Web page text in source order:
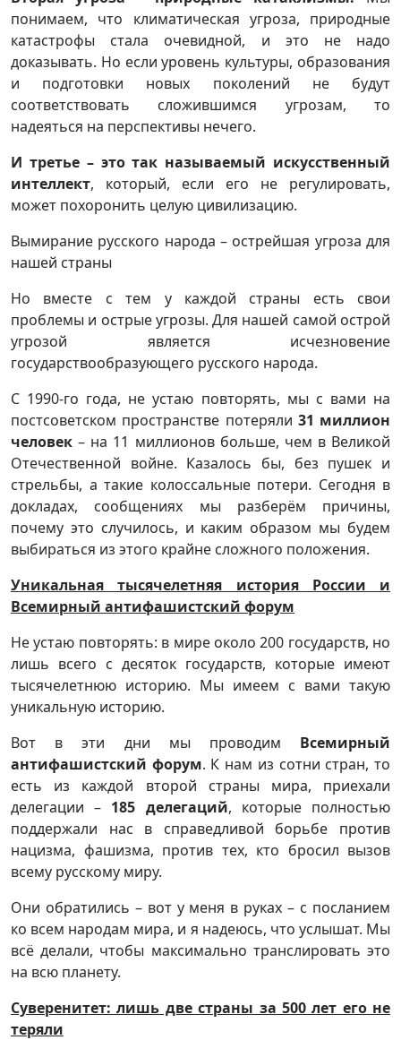
понимаем, что климатическая угроза, природные
катастрофы стала очевидной, и это не надо
доказывать. Но если уровень культуры, образования
и подготовки новых поколений не будут
соответствовать сложившимся угрозам, то
надеяться на перспективы нечего.
И третье – это так называемый искусственный
интеллект, который, если его не регулировать,
может похоронить целую цивилизацию.
Вымирание русского народа – острейшая угроза для
нашей страны
Но вместе с тем у каждой страны есть свои
проблемы и острые угрозы. Для нашей самой острой
угрозой является исчезновение
государствообразующего русского народа.
С 1990-го года, не устаю повторять, мы с вами на
постсоветском пространстве потеряли 31 миллион
человек – на 11 миллионов больше, чем в Великой
Отечественной войне. Казалось бы, без пушек и
стрельбы, а такие колоссальные потери. Сегодня в
докладах, сообщениях мы разберём причины,
почему это случилось, и каким образом мы будем
выбираться из этого крайне сложного положения.
Уникальная тысячелетняя история России и
Всемирный антифашистский форум
Не устаю повторять: в мире около 200 государств, но
лишь всего с десяток государств, которые имеют
тысячелетнюю историю. Мы имеем с вами такую
уникальную историю.
Вот в эти дни мы проводим Всемирный
антифашистский форум. К нам из сотни стран, то
есть из каждой второй страны мира, приехали
делегации – 185 делегаций, которые полностью
поддержали нас в справедливой борьбе против
нацизма, фашизма, против тех, кто бросил вызов
всему русскому миру.
Они обратились – вот у меня в руках – с посланием
ко всем народам мира, и я надеюсь, что услышат. Мы
всё делали, чтобы максимально транслировать это
на всю планету.
Суверенитет: лишь две страны за 500 лет его не
теряли